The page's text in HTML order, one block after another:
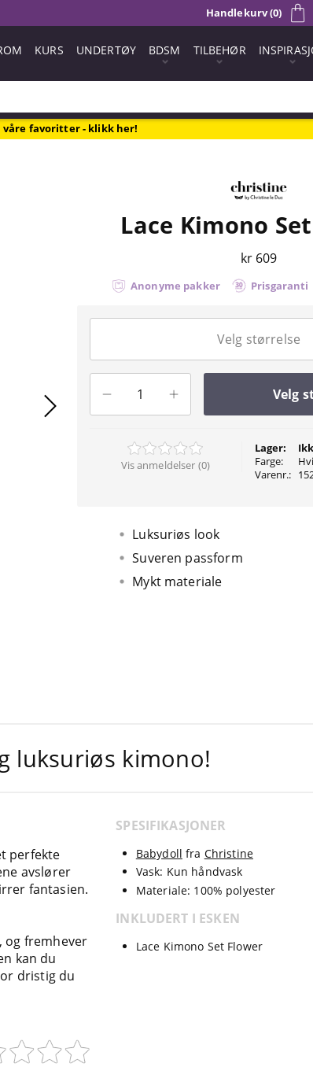
Handlekurv (0)
KURS UNDERTØY BDSM TILBEHØR
våre favoritter - klikk her!
Lace Kimono
kr 609
Anonyme pakker Prisgaranti
Velg størrelse
Velg
Vis anmeldelser (0)
Lager:
Farge:
Varenr.:
Luksuriøs look
Suveren passform
Mykt materiale
luksuriøs kimono!
perfekte
avslører
fantasien.
og fremhever
kan du
dristig du
SPESIFIKASJONER
Babydoll fra Christine
Vask: Kun håndvask
Materiale: 100% polyester
INKLUDERT I ESKEN
Lace Kimono Set Flower